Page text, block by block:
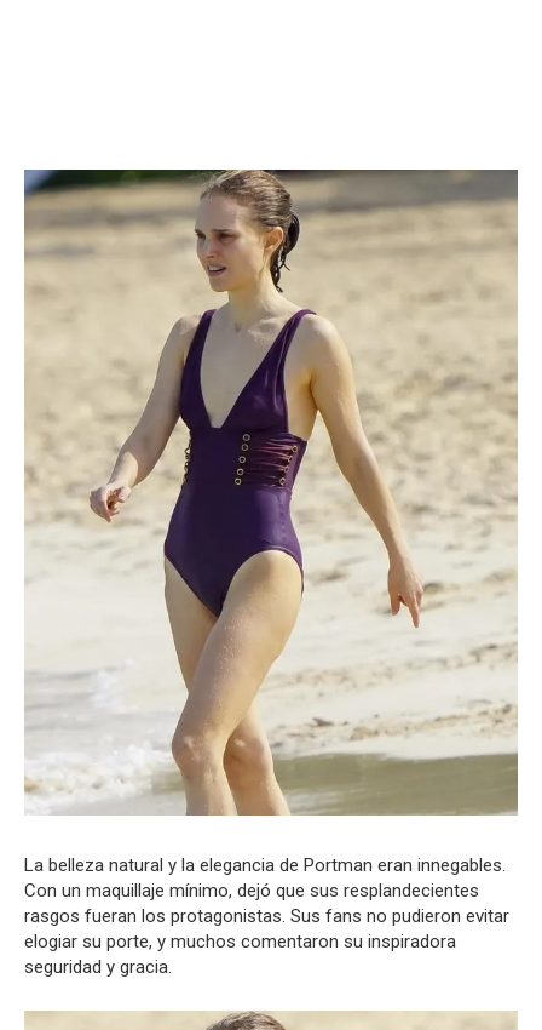
La belleza natural y la elegancia de Portman eran innegables.
Con un maquillaje mínimo, dejó que sus resplandecientes
rasgos fueran los protagonistas. Sus fans no pudieron evitar
elogiar su porte, y muchos comentaron su inspiradora
seguridad y gracia.